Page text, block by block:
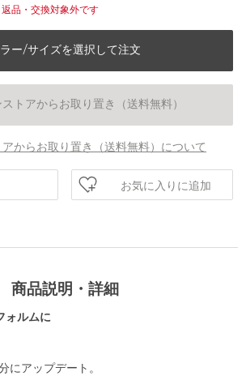
品・交換対象外です
ー/サイズを選択して注文
トアからお取り置き（送料無料）
からお取り置き（送料無料）について
お気に入りに追加
商品説明・詳細
ォルムに
にアップデート。